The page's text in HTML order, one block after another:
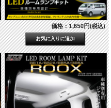
価格：1,650円(税込)